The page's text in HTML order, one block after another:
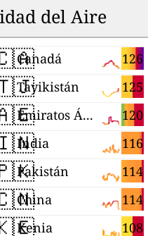
del Aire
126
Canadá
125
Tayikistán
120
Emiratos Árabes Unidos
116
India
114
Pakistán
114
China
108
Kenia